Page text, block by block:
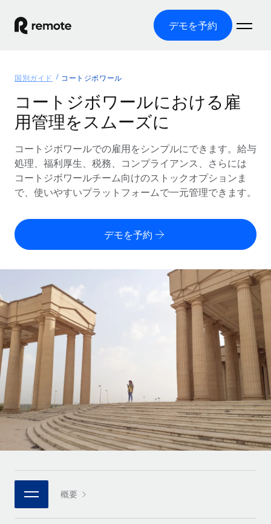
デモを予約
グローバル雇用
グローバル給与処理
コンプライアンス対応の給与処理を手軽に
Employer of Record（EOR）
グローバル展開をコストをかけずに実現
Contractor of Record
世界中の契約社員と法令を遵守して契約
世界中の契約社員をオンボーディングし、管理
PEO
複雑な雇用関連業務を外部委託
インフラ
Remote統合
人事機能をワークフローにシームレスに統合する
プラットフォーム
チームのための人事の基本機能を内蔵
接続 新しい
当社のMCPを使用して、あらゆるAIツールをRemoteに接続
統合
基本的なビジネスツールを活用して業務プロセスを効率化す
ソリューション
各国の制度に対応
国別ガイド
/国別のグローバル雇用支援を検索する
Remoteを他社と比較
成長の段階
スタートアップ
成長中の企業向けのアジャイルなグローバルHR・給与処理ソ
リューション
ミッドマーケット
カスタマイズされた人事ソリューションでチームを拡大する
企業
大企業向けのグローバルHR
パートナーに登録
戦略的テクノロジーパートナー
グローバルな人事機能を柔軟に自社プラットフォームへ統合
リソース
ツールと計算ツール
従業員コスト計算ツール
グローバルな契約社員向けに、通貨オプションと支払スピー
ドを確認する
REMOTEで学習
リサーチおよびガイド
活用事例
HR用語集
チェックリストおよびテンプレート
職務内容ライブラリ
ウェビナー
イベント
価格
English
Nederlands
Français
Deutsch
Español
Italiano
Português (Portugal)
日本語
한국어
国別ガイド コートジボワール
コートジボワールにおける雇
用管理をスムーズに
コートジボワールでの雇用をシンプルにできます。給与
処理、福利厚生、税務、コンプライアンス、さらには
コートジボワールチーム向けのストックオプションま
で、使いやすいプラットフォームで一元管理できます。
デモを予約
概要